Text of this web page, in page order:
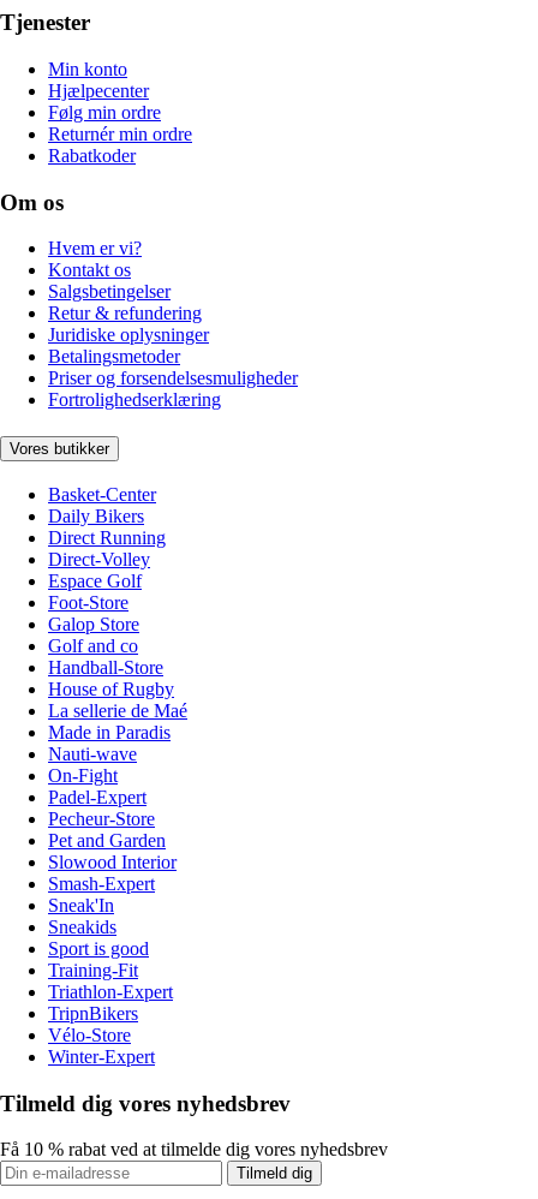
Tjenester
Min konto
Hjælpecenter
Følg min ordre
Returnér min ordre
Rabatkoder
Om os
Hvem er vi?
Kontakt os
Salgsbetingelser
Retur & refundering
Juridiske oplysninger
Betalingsmetoder
Priser og forsendelsesmuligheder
Fortrolighedserklæring
Vores butikker
Basket-Center
Daily Bikers
Direct Running
Direct-Volley
Espace Golf
Foot-Store
Galop Store
Golf and co
Handball-Store
House of Rugby
La sellerie de Maé
Made in Paradis
Nauti-wave
On-Fight
Padel-Expert
Pecheur-Store
Pet and Garden
Slowood Interior
Smash-Expert
Sneak'In
Sneakids
Sport is good
Training-Fit
Triathlon-Expert
TripnBikers
Vélo-Store
Winter-Expert
Tilmeld dig vores nyhedsbrev
Få 10 % rabat ved at tilmelde dig vores nyhedsbrev
Tilmeld dig